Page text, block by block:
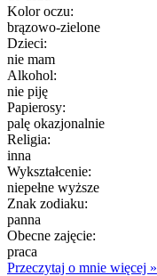
Kolor oczu:
brązowo-zielone
Dzieci:
nie mam
Alkohol:
nie piję
Papierosy:
palę okazjonalnie
Religia:
inna
Wykształcenie:
niepełne wyższe
Znak zodiaku:
panna
Obecne zajęcie:
praca
Przeczytaj o mnie więcej »